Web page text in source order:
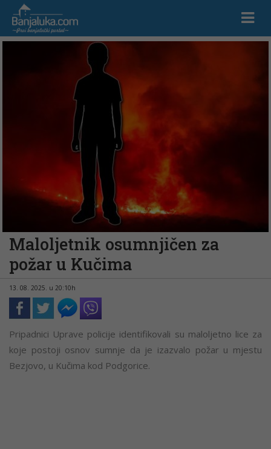
Maloljetnik osumnjičen za
požar u Kučima
13. 08. 2025. u 20:10h
Pripadnici Uprave policije identifikovali su maloljetno lice za
koje postoji osnov sumnje da je izazvalo požar u mjestu
Bezjovo, u Kučima kod Podgorice.